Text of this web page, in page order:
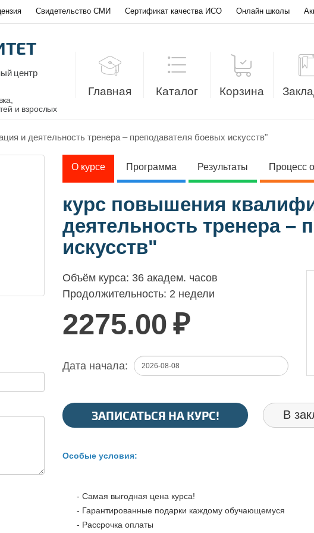
Свидетельство СМИ Сертификат качества ИСО Онлайн школы
центр
и взрослых
Главная Каталог Корзина
и деятельность тренера – преподавателя боевых искусств"
О курсе Программа Результаты Процесс
курс повышения
деятельность тренера –
искусств"
Объём курса: 36 академ. часов
Продолжительность: 2 недели
2275.00 ₽
Дата начала:
ЗАПИСАТЬСЯ НА КУРС! В
Особые условия:
- Самая выгодная цена курса!
- Гарантированные подарки каждому обучающемуся
- Рассрочка оплаты